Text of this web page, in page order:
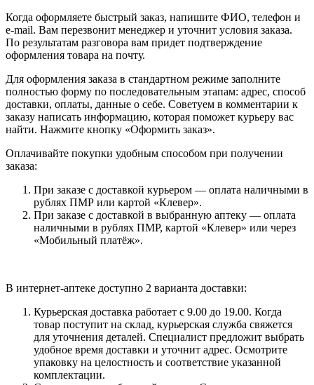
Когда оформляете быстрый заказ, напишите ФИО, телефон и
e-mail. Вам перезвонит менеджер и уточнит условия заказа.
По результатам разговора вам придет подтверждение
оформления товара на почту.
Для оформления заказа в стандартном режиме заполните
полностью форму по последовательным этапам: адрес, способ
доставки, оплаты, данные о себе. Советуем в комментарии к
заказу написать информацию, которая поможет курьеру вас
найти. Нажмите кнопку «Оформить заказ».
Оплачивайте покупки удобным способом при получении
заказа:
При заказе с доставкой курьером — оплата наличными в
рублях ПМР или картой «Клевер».
При заказе с доставкой в выбранную аптеку — оплата
наличными в рублях ПМР, картой «Клевер» или через
«Мобильный платёж».
В интернет-аптеке доступно 2 варианта доставки:
Курьерская доставка работает с 9.00 до 19.00. Когда
товар поступит на склад, курьерская служба свяжется
для уточнения деталей. Специалист предложит выбрать
удобное время доставки и уточнит адрес. Осмотрите
упаковку на целостность и соответствие указанной
комплектации.